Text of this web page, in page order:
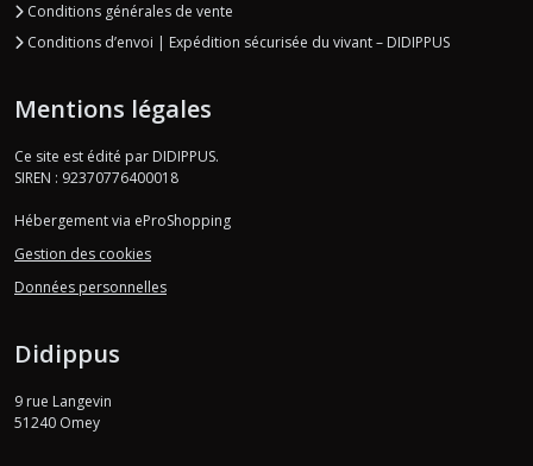
(2)
(1)
DIDIPIRATE
Afficher
résultats
Conditions générales de vente
Conditions d’envoi | Expédition sécurisée du vivant – DIDIPPUS
Mentions légales
Ce site est édité par DIDIPPUS.
SIREN : 92370776400018
Hébergement via eProShopping
Gestion des cookies
Données personnelles
Didippus
9 rue Langevin
51240 Omey